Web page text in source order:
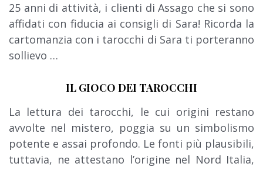
25 anni di attività, i clienti di Assago che si sono
affidati con fiducia ai consigli di Sara! Ricorda la
cartomanzia con i tarocchi di Sara ti porteranno
sollievo …
IL GIOCO DEI TAROCCHI
La lettura dei tarocchi, le cui origini restano
avvolte nel mistero, poggia su un simbolismo
potente e assai profondo. Le fonti più plausibili,
tuttavia, ne attestano l’origine nel Nord Italia,